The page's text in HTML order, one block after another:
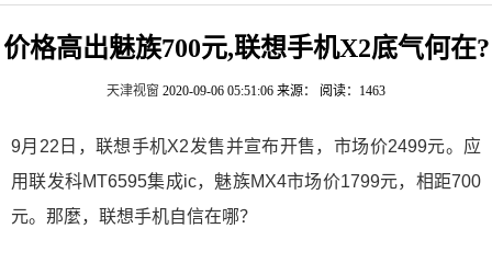
价格高出魅族700元,联想手机X2底气何在?
天津视窗 2020-09-06 05:51:06 来源： 阅读：1463
9月22日，联想手机X2发售并宣布开售，市场价2499元。应
用联发科MT6595集成ic，魅族MX4市场价1799元，相距700
元。那麼，联想手机自信在哪？